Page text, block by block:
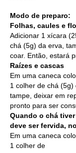
Modo de preparo:
Folhas, caules e
Adicionar 1 xícara
chá (5g) da erva,
coar. Então, estará
Raízes e cascas
Em uma caneca
1 colher de chá
tampe, deixar em
pronto para ser
Quando o chá
deve ser fervida,
Em uma caneca
1 colher de